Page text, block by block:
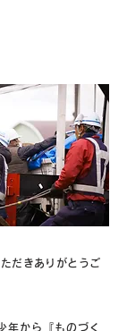
だきありがとうご
年から『ものづく